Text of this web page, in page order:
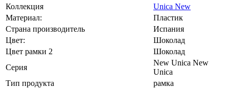
Коллекция
Unica New
Материал:
Пластик
Страна производитель
Испания
Цвет:
Шоколад
Цвет рамки 2
Шоколад
Серия
New Unica New
Unica
Тип продукта
рамка